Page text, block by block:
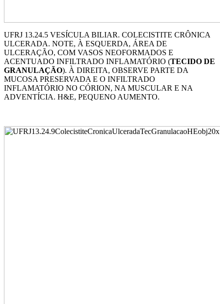
UFRJ 13.24.5 VESÍCULA BILIAR. COLECISTITE CRÔNICA
ULCERADA. NOTE, À ESQUERDA, ÁREA DE
ULCERAÇÃO, COM VASOS NEOFORMADOS E
ACENTUADO INFILTRADO INFLAMATÓRIO (TECIDO DE
GRANULAÇÃO). À DIREITA, OBSERVE PARTE DA
MUCOSA PRESERVADA E O INFILTRADO
INFLAMATÓRIO NO CÓRION, NA MUSCULAR E NA
ADVENTÍCIA. H&E, PEQUENO AUMENTO.